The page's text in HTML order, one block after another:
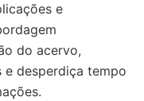
e
do acervo,
e desperdiça tempo